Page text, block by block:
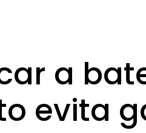
a
evita